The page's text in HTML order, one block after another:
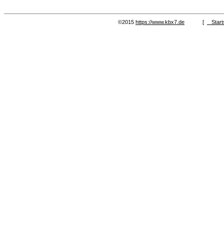
©2015 https://www.kbx7.de [